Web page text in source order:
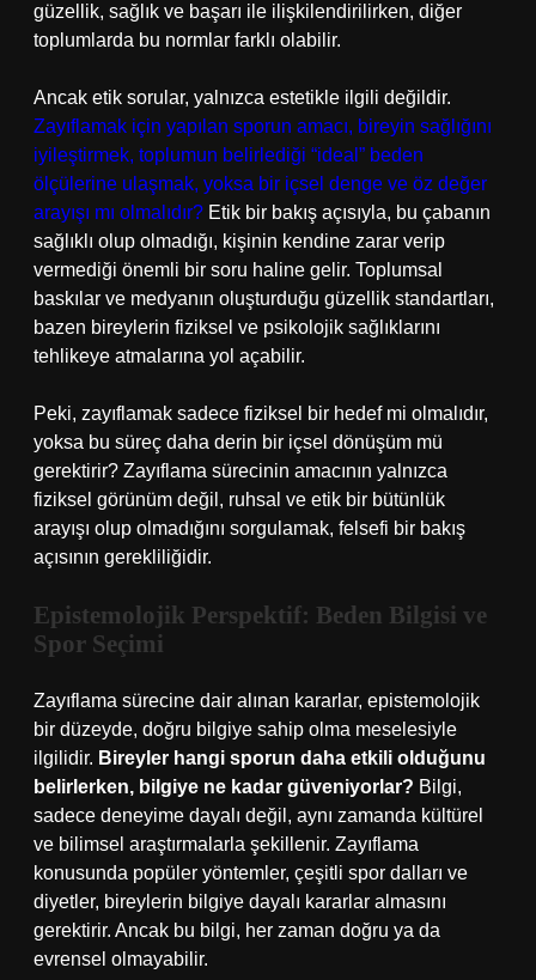
güzellik, sağlık ve başarı ile ilişkilendirilirken, diğer
toplumlarda bu normlar farklı olabilir.
Ancak etik sorular, yalnızca estetikle ilgili değildir.
Zayıflamak için yapılan sporun amacı, bireyin sağlığını
iyileştirmek, toplumun belirlediği “ideal” beden
ölçülerine ulaşmak, yoksa bir içsel denge ve öz değer
arayışı mı olmalıdır? Etik bir bakış açısıyla, bu çabanın
sağlıklı olup olmadığı, kişinin kendine zarar verip
vermediği önemli bir soru haline gelir. Toplumsal
baskılar ve medyanın oluşturduğu güzellik standartları,
bazen bireylerin fiziksel ve psikolojik sağlıklarını
tehlikeye atmalarına yol açabilir.
Peki, zayıflamak sadece fiziksel bir hedef mi olmalıdır,
yoksa bu süreç daha derin bir içsel dönüşüm mü
gerektirir? Zayıflama sürecinin amacının yalnızca
fiziksel görünüm değil, ruhsal ve etik bir bütünlük
arayışı olup olmadığını sorgulamak, felsefi bir bakış
açısının gerekliliğidir.
Epistemolojik Perspektif: Beden Bilgisi ve
Spor Seçimi
Zayıflama sürecine dair alınan kararlar, epistemolojik
bir düzeyde, doğru bilgiye sahip olma meselesiyle
ilgilidir. Bireyler hangi sporun daha etkili olduğunu
belirlerken, bilgiye ne kadar güveniyorlar? Bilgi,
sadece deneyime dayalı değil, aynı zamanda kültürel
ve bilimsel araştırmalarla şekillenir. Zayıflama
konusunda popüler yöntemler, çeşitli spor dalları ve
diyetler, bireylerin bilgiye dayalı kararlar almasını
gerektirir. Ancak bu bilgi, her zaman doğru ya da
evrensel olmayabilir.